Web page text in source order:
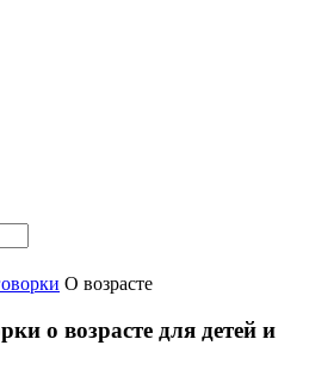
О возрасте
о возрасте для детей и